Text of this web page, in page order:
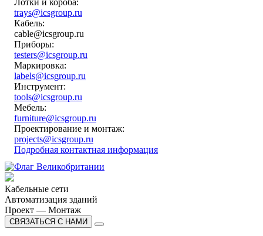
trays@icsgroup.ru
Кабель:
cable@icsgroup.ru
Приборы:
testers@icsgroup.ru
Маркировка:
labels@icsgroup.ru
Инструмент:
tools@icsgroup.ru
Мебель:
furniture@icsgroup.ru
Проектирование и монтаж:
projects@icsgroup.ru
Подробная контактная информация
Кабельные сети
Автоматизация зданий
Проект — Монтаж
СВЯЗАТЬСЯ С НАМИ